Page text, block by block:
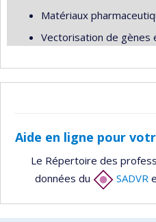
Matériaux
Vectorisation de gènes
Aide en ligne pour
Le Répertoire des
données du
SADVR